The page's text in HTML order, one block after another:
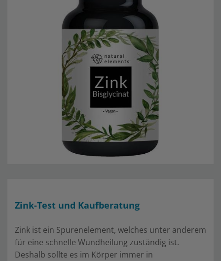
Zink-Test und Kaufberatung
Zink ist ein Spurenelement, welches unter anderem
für eine schnelle Wundheilung zuständig ist.
Deshalb sollte es im Körper immer in